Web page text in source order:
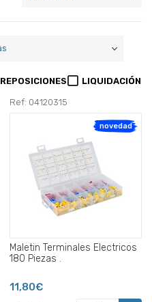
REPOSICIONES LIQUIDACIÓN
Ref: 04120315
novedad
Maletin Terminales Electricos
180 Piezas .
11,80€